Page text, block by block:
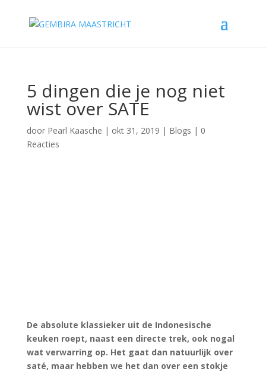
5 dingen die je nog niet
wist over SATE
door Pearl Kaasche | okt 31, 2019 | Blogs | 0
Reacties
De absolute klassieker uit de Indonesische
keuken roept, naast een directe trek, ook nogal
wat verwarring op. Het gaat dan natuurlijk over
saté, maar hebben we het dan over een stokje